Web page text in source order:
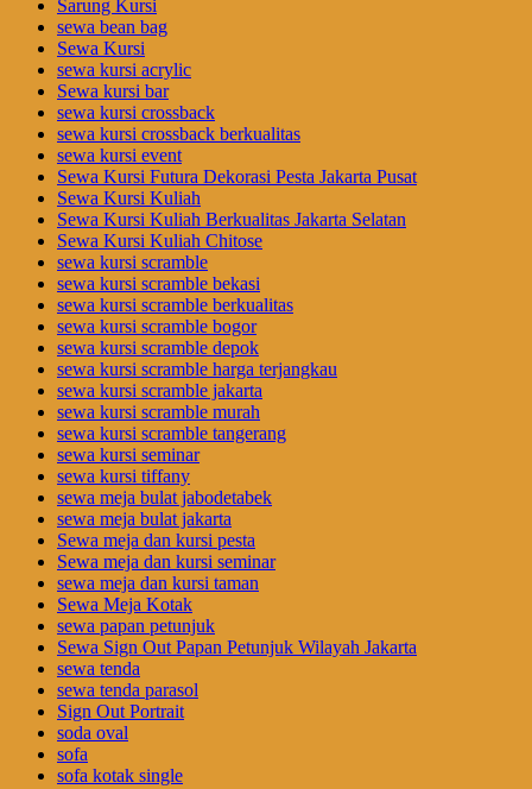
Sarung Kursi
sewa bean bag
Sewa Kursi
sewa kursi acrylic
Sewa kursi bar
sewa kursi crossback
sewa kursi crossback berkualitas
sewa kursi event
Sewa Kursi Futura Dekorasi Pesta Jakarta Pusat
Sewa Kursi Kuliah
Sewa Kursi Kuliah Berkualitas Jakarta Selatan
Sewa Kursi Kuliah Chitose
sewa kursi scramble
sewa kursi scramble bekasi
sewa kursi scramble berkualitas
sewa kursi scramble bogor
sewa kursi scramble depok
sewa kursi scramble harga terjangkau
sewa kursi scramble jakarta
sewa kursi scramble murah
sewa kursi scramble tangerang
sewa kursi seminar
sewa kursi tiffany
sewa meja bulat jabodetabek
sewa meja bulat jakarta
Sewa meja dan kursi pesta
Sewa meja dan kursi seminar
sewa meja dan kursi taman
Sewa Meja Kotak
sewa papan petunjuk
Sewa Sign Out Papan Petunjuk Wilayah Jakarta
sewa tenda
sewa tenda parasol
Sign Out Portrait
soda oval
sofa
sofa kotak single